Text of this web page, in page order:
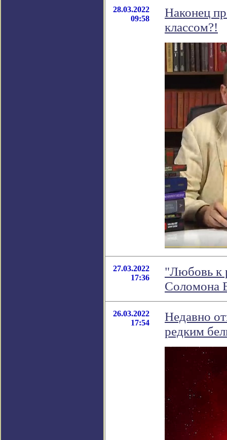
28.03.2022
09:58
Наконец
классом?!
27.03.2022
17:36
"Любовь к
Соломона
26.03.2022
17:54
Недавно
редким